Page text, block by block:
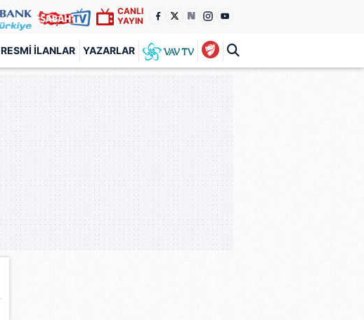
CANLI
YAYIN
RESMI İLANLAR YAZARLAR